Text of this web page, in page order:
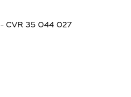
– CVR 35 044 027